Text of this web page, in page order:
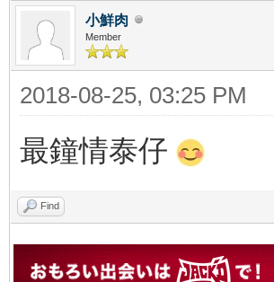
小鮮肉
Member
2018-08-25, 03:25 PM
最鐘情泰仔
Find